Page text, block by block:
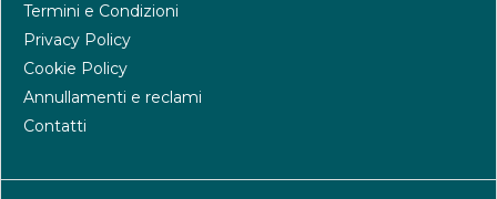
Termini e Condizioni
Privacy Policy
Cookie Policy
Annullamenti e reclami
Contatti